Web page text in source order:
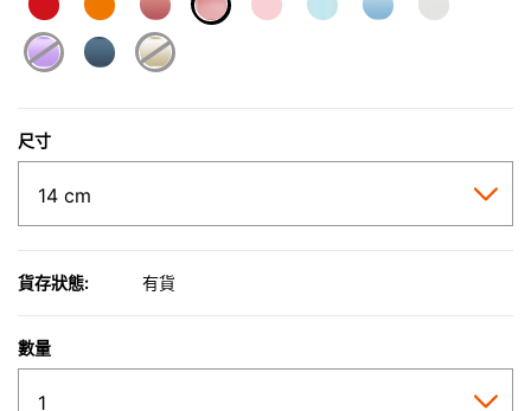
尺寸
貨存狀態: 有貨
數量